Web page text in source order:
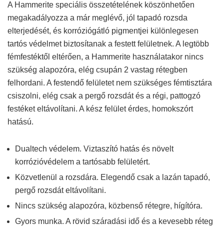
A Hammerite speciális összetételének köszönhetően
megakadályozza a már meglévő, jól tapadó rozsda
elterjedését, és korróziógátló pigmentjei különlegesen
tartós védelmet biztosítanak a festett felületnek. A legtöbb
fémfestéktől eltérően, a Hammerite használatakor nincs
szükség alapozóra, elég csupán 2 vastag rétegben
felhordani. A festendő felületet nem szükséges fémtisztára
csiszolni, elég csak a pergő rozsdát és a régi, pattogzó
festéket eltávolítani. A kész felület érdes, homokszórt
hatású.
Dualtech védelem. Viztaszító hatás és növelt
korrózióvédelem a tartósabb felületért.
Közvetlenül a rozsdára. Elegendő csak a lazán tapadó,
pergő rozsdát eltávolítani.
Nincs szükség alapozóra, közbenső rétegre, hígítóra.
Gyors munka. A rövid száradási idő és a kevesebb réteg